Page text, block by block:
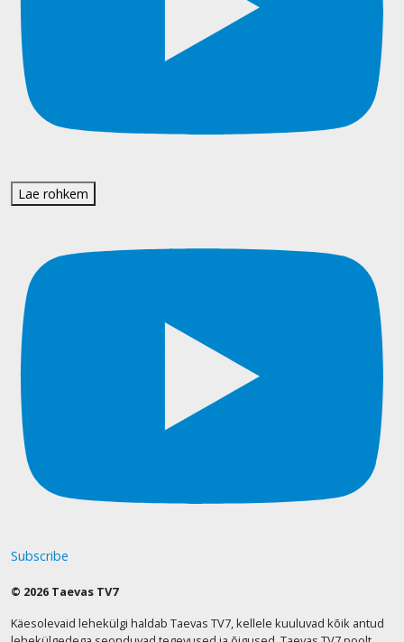
Lae rohkem
Subscribe
© 2026 Taevas TV7
Käesolevaid lehekülgi haldab Taevas TV7, kellele kuuluvad kõik antud